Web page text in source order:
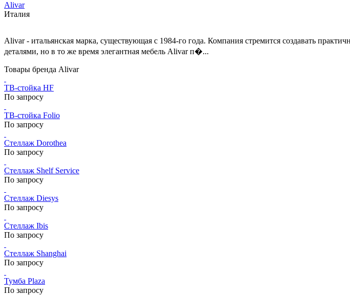
Alivar
Италия
Alivar - итальянская марка, существующая с 1984-го года. Компания стремится создавать
деталями, но в то же время элегантная мебель Alivar п�...
Товары бренда Alivar
ТВ-стойка HF
По запросу
ТВ-стойка Folio
По запросу
Стеллаж Dorothea
По запросу
Стеллаж Shelf Service
По запросу
Стеллаж Diesys
По запросу
Стеллаж Ibis
По запросу
Стеллаж Shanghai
По запросу
Тумба Plaza
По запросу